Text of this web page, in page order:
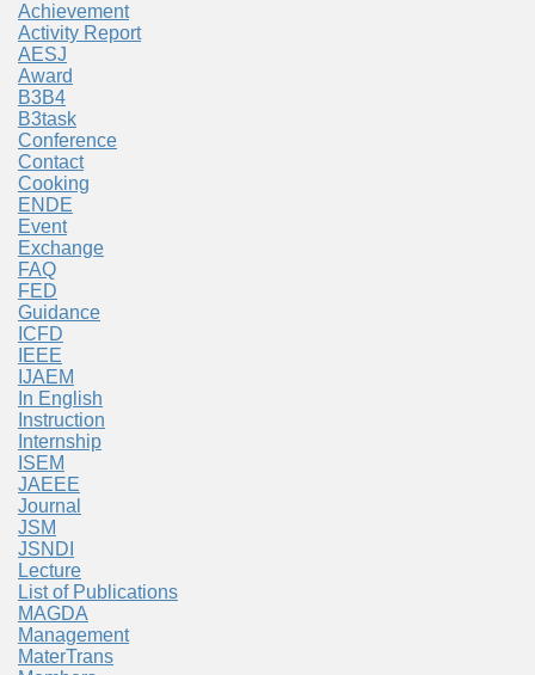
Achievement
Activity Report
AESJ
Award
B3B4
B3task
Conference
Contact
Cooking
ENDE
Event
Exchange
FAQ
FED
Guidance
ICFD
IEEE
IJAEM
In English
Instruction
Internship
ISEM
JAEEE
Journal
JSM
JSNDI
Lecture
List of Publications
MAGDA
Management
MaterTrans